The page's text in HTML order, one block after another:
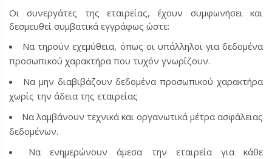
Οι συνεργάτες της εταιρείας, έχουν συμφωνήσει και
δεσμευθεί συμβατικά εγγράφως ώστε:
Να τηρούν εχεμύθεια, όπως οι υπάλληλοι για δεδομένα
προσωπικού χαρακτήρα που τυχόν γνωρίζουν.
Να μην διαβιβάζουν δεδομένα προσωπικού χαρακτήρα
χωρίς την άδεια της εταιρείας
Να λαμβάνουν τεχνικά και οργανωτικά μέτρα ασφάλειας
δεδομένων.
Να ενημερώνουν άμεσα την εταιρεία για κάθε